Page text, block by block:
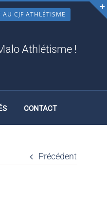
AU CJF ATHLÉTISME
Athlétisme !
CONTACT
Précédent